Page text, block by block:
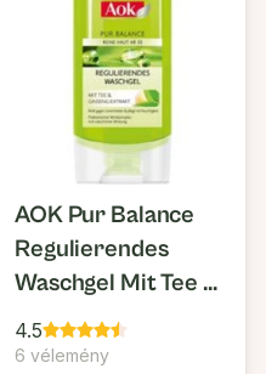
AOK Pur Balance
Regulierendes
Waschgel Mit Tee &
Ginseng-Extrakt
4.5
6 vélemény